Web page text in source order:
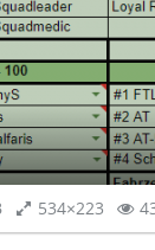
534×223